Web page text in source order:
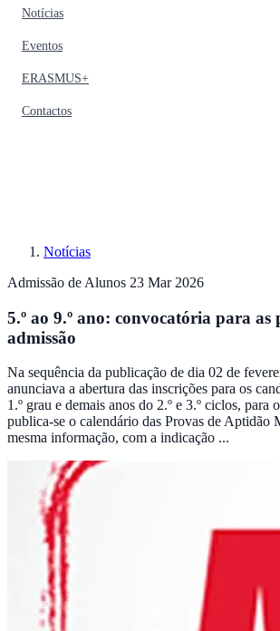
Notícias
Eventos
ERASMUS+
Contactos
Notícias
Admissão de Alunos 23 Mar 2026
5.º ao 9.º ano: convocatória para as
admissão
Na sequência da publicação de dia 02 de
anunciava a abertura das inscrições para os
1.º grau e demais anos do 2.º e 3.º ciclos, para
publica-se o calendário das Provas de Aptidão
mesma informação, com a indicação ...